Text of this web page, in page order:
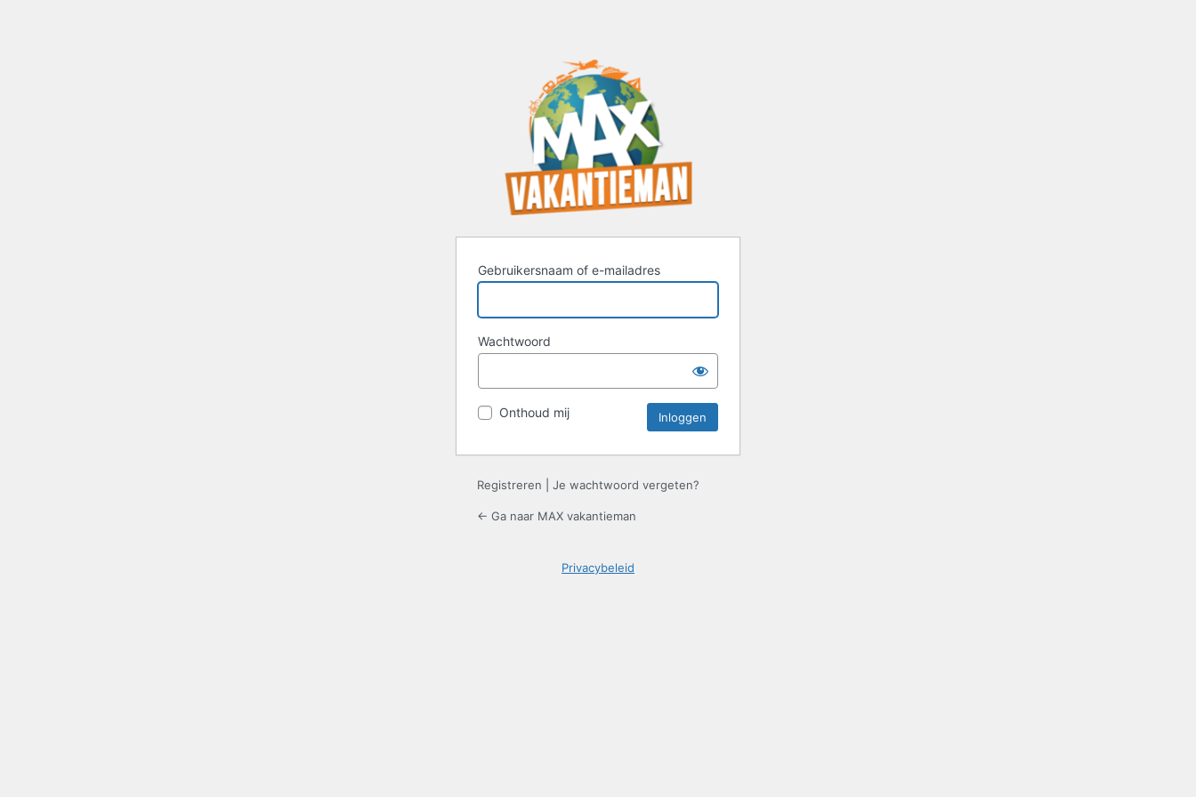
Gebruikersnaam of e-mailadres
Wachtwoord
Onthoud mij
Registreren Je wachtwoord vergeten?
← Ga naar MAX vakantieman
Privacybeleid